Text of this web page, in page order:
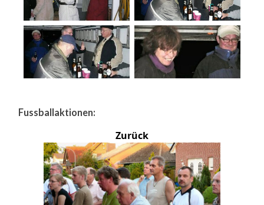
Fussballaktionen:
Zurück